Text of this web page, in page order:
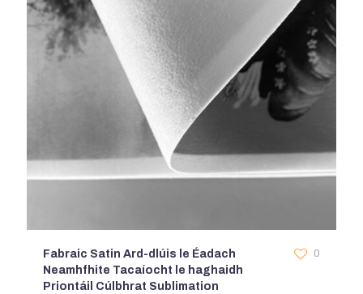
Fabraic Satin Ard-dlúis le Éadach
Neamhfhite Tacaíocht le haghaidh
Priontáil Cúlbhrat Sublimation
0